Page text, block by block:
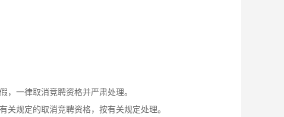
，一律取消竞聘资格并严肃处理。
关规定的取消竞聘资格，按有关规定处理。